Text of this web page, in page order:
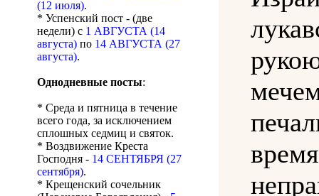
(12 июля).
* Успенский пост - (две
недели) с 1 АВГУСТА (14
августа) по 14 АВГУСТА (27
августа).
Однодневные посты:
* Среда и пятница в течение
всего года, за исключением
сплошных седмиц и святок.
* Воздвижение Креста
Господня - 14 СЕНТЯБРЯ (27
сентября).
* Крещенский сочельник
время